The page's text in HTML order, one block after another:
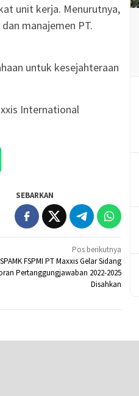
unit kerja. Menurutnya,
manajemen PT.
untuk kesejahteraan
International
SEBARKAN
Pos berikutnya
FSPMI PT Maxxis Gelar Sidang
Pertanggungjawaban 2022-2025
Disahkan